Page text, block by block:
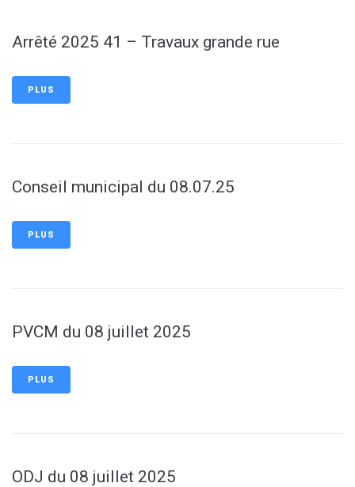
Arrêté 2025 41 – Travaux grande rue
PLUS
Conseil municipal du 08.07.25
PLUS
PVCM du 08 juillet 2025
PLUS
ODJ du 08 juillet 2025